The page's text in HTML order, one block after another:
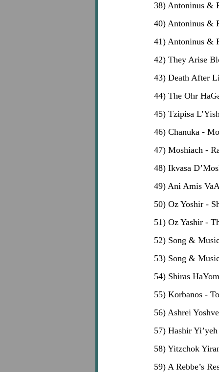
38) Antoninus &
40) Antoninus &
41) Antoninus &
42) They Arise
43) Death After
44) The Ohr
45) Tzipisa
46) Chanuka -
47) Moshiach -
48) Ikvasa
49) Ani Amis
50) Oz Yoshir -
51) Oz Yashir -
52) Song &
53) Song &
54) Shiras
55) Korbanos -
56) Ashrei
57) Hashir
58) Yitzchok
59) A Rebbe’s